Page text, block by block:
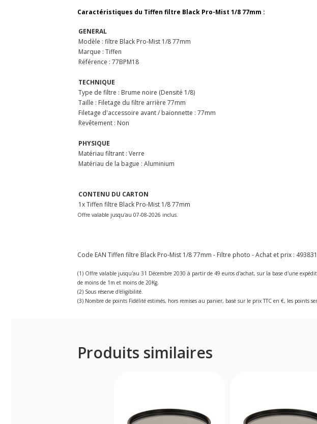
Caractéristiques du Tiffen filtre Black Pro-Mist 1/8 77mm :
GENERAL
Modèle : filtre Black Pro-Mist 1/8 77mm
Marque : Tiffen
Référence : 77BPM18
TECHNIQUE
Type de filtre : Brume noire (Densité 1/8)
Taille : Filetage du filtre arrière 77mm
Filetage d'accessoire avant / baïonnette : 77mm
Revêtement : Non
PHYSIQUE
Matériau filtrant : Verre
Matériau de la bague : Aluminium
CONTENU DU CARTON
1x Tiffen filtre Black Pro-Mist 1/8 77mm
Offre valable jusqu'au 07-08-2026 inclus.
Code EAN Tiffen filtre Black Pro-Mist 1/8 77mm - Filtre photo - Achat et prix :
(1) Offre valable jusqu'au 31 Décembre 2030 à partir de 49 euros d'achat, sur la base d'une
de moins de 1m et moins de 20Kg.
(2) Sous réserve d'éligibilité.
(3) Nombre de points Fidélité estimés, hors remises au panier, basé sur le prix TTC en €, les points
Produits similaires